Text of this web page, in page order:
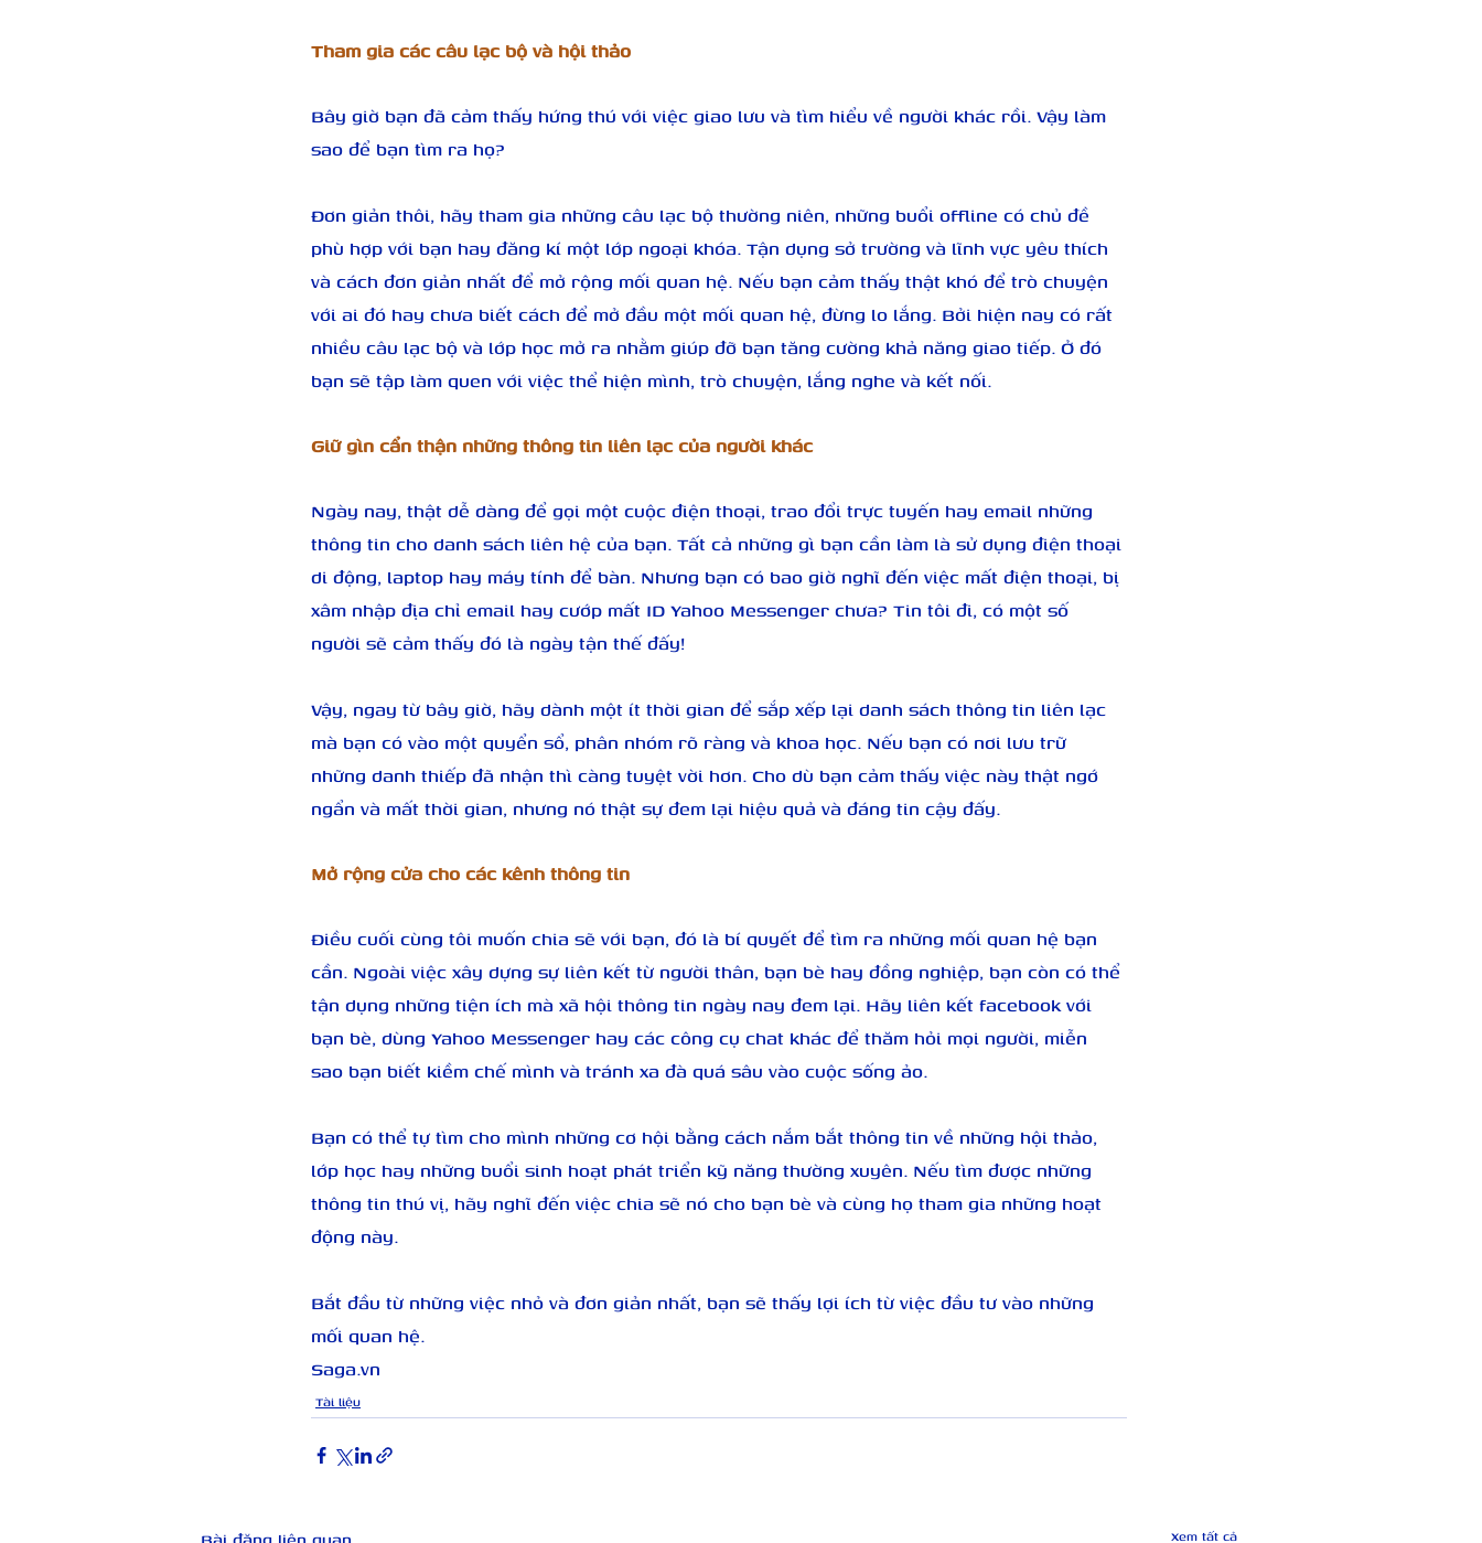
Tham gia các câu lạc bộ và hội thảo
Bây giờ bạn đã cảm thấy hứng thú với việc giao lưu và tìm hiểu về người khác rồi. Vậy làm
sao để bạn tìm ra họ?
Đơn giản thôi, hãy tham gia những câu lạc bộ thường niên, những buổi offline có chủ đề
phù hợp với bạn hay đăng kí một lớp ngoại khóa. Tận dụng sở trường và lĩnh vực yêu thích
và cách đơn giản nhất để mở rộng mối quan hệ. Nếu bạn cảm thấy thật khó để trò chuyện
với ai đó hay chưa biết cách để mở đầu một mối quan hệ, đừng lo lắng. Bởi hiện nay có rất
nhiều câu lạc bộ và lớp học mở ra nhằm giúp đỡ bạn tăng cường khả năng giao tiếp. Ở đó
bạn sẽ tập làm quen với việc thể hiện mình, trò chuyện, lắng nghe và kết nối.
Giữ gìn cẩn thận những thông tin liên lạc của người khác
Ngày nay, thật dễ dàng để gọi một cuộc điện thoại, trao đổi trực tuyến hay email những
thông tin cho danh sách liên hệ của bạn. Tất cả những gì bạn cần làm là sử dụng điện thoại
di động, laptop hay máy tính để bàn. Nhưng bạn có bao giờ nghĩ đến việc mất điện thoại, bị
xâm nhập địa chỉ email hay cướp mất ID Yahoo Messenger chưa? Tin tôi đi, có một số
người sẽ cảm thấy đó là ngày tận thế đấy!
Vậy, ngay từ bây giờ, hãy dành một ít thời gian để sắp xếp lại danh sách thông tin liên lạc
mà bạn có vào một quyển sổ, phân nhóm rõ ràng và khoa học. Nếu bạn có nơi lưu trữ
những danh thiếp đã nhận thì càng tuyệt vời hơn. Cho dù bạn cảm thấy việc này thật ngớ
ngẩn và mất thời gian, nhưng nó thật sự đem lại hiệu quả và đáng tin cậy đấy.
Mở rộng cửa cho các kênh thông tin
Điều cuối cùng tôi muốn chia sẽ với bạn, đó là bí quyết để tìm ra những mối quan hệ bạn
cần. Ngoài việc xây dựng sự liên kết từ người thân, bạn bè hay đồng nghiệp, bạn còn có thể
tận dụng những tiện ích mà xã hội thông tin ngày nay đem lại. Hãy liên kết facebook với
bạn bè, dùng Yahoo Messenger hay các công cụ chat khác để thăm hỏi mọi người, miễn
sao bạn biết kiềm chế mình và tránh xa đà quá sâu vào cuộc sống ảo.
Bạn có thể tự tìm cho mình những cơ hội bằng cách nắm bắt thông tin về những hội thảo,
lớp học hay những buổi sinh hoạt phát triển kỹ năng thường xuyên. Nếu tìm được những
thông tin thú vị, hãy nghĩ đến việc chia sẽ nó cho bạn bè và cùng họ tham gia những hoạt
động này.
Bắt đầu từ những việc nhỏ và đơn giản nhất, bạn sẽ thấy lợi ích từ việc đầu tư vào những
mối quan hệ.
Saga.vn
Tài liệu
Xem tất cả